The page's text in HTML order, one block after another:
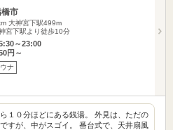
市
大神宮下駅499m
宮下駅より徒歩10分
～23:00
円～
ナ
１０分ほどにある銭湯。 外見は、ただの
すが、中がスゴイ。 番台式で、天井扇風